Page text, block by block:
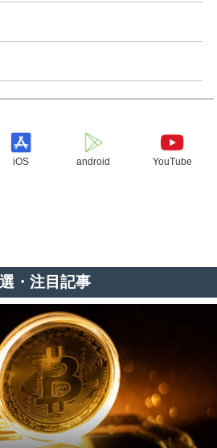
iOS android YouTube
・注目記事